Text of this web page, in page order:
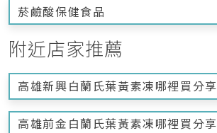
菸鹼酸保健食品
附近店家推薦
高雄新興白蘭氏葉黃素凍哪裡買分享
高雄前金白蘭氏葉黃素凍哪裡買分享